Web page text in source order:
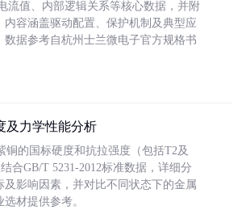
流值、内部逻辑关系等核心数据，并附
内容涵盖驱动配置、保护机制及典型应
数据参考自杭州士兰微电子官方规格书
及力学性能分析
铜的国标硬度和抗拉强度（包括T2及
合GB/T 5231-2012标准数据，详细分
及影响因素，并对比不同状态下的金属
材提供参考。